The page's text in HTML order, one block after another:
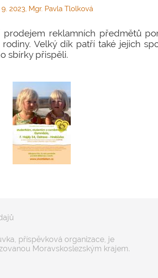
9. 2023, Mgr. Pavla Tlolková
reklamních předmětů
Velký dík patří také jejich
sbírky přispěli.
příspěvková organizace, je
Moravskoslezským krajem.